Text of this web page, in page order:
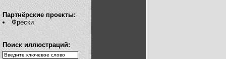
Партнёрские проекты:
Фрески
Поиск иллюстраций: